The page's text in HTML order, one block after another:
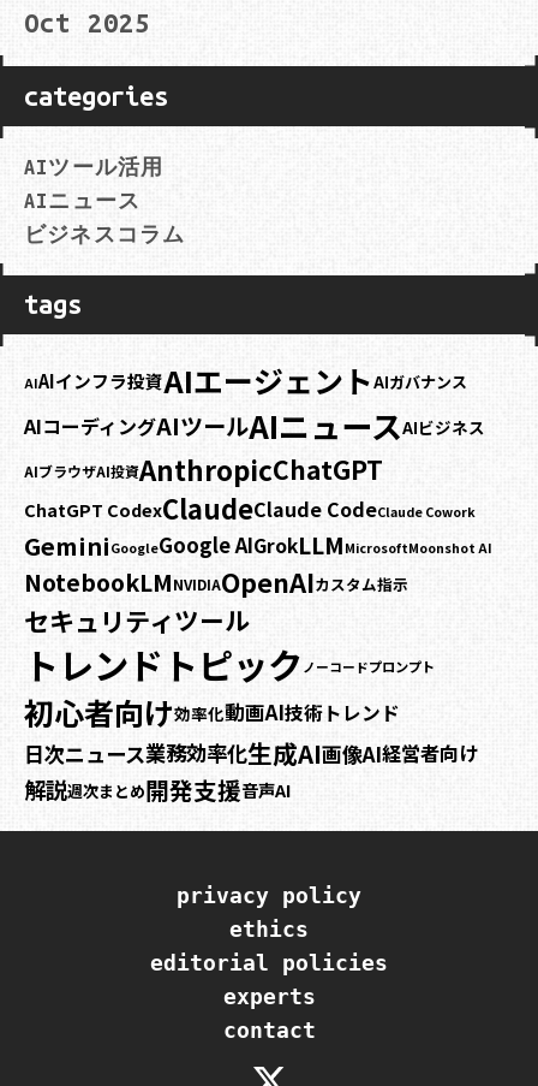
Oct 2025
categories
AIツール活用
AIニュース
ビジネスコラム
tags
AIAIインフラ投資AIエージェントAIガバナンス
AIコーディングAIツールAIニュースAIビジネス
AIブラウザAI投資AnthropicChatGPT
ChatGPT CodexClaudeClaude CodeClaude Cowork
Gemini GoogleGoogle AIGrokLLM MicrosoftMoonshot AI
NotebookLMNVIDIAOpenAIカスタム指示
セキュリティツール
トレンドトピック ノーコードプロンプト
初心者向け効率化動画AI技術トレンド
日次ニュース業務効率化生成AI画像AI経営者向け
解説週次まとめ開発支援音声AI
privacy policy
ethics
editorial policies
experts
contact